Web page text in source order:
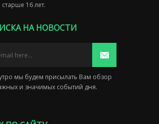
16 лет.
НА НОВОСТИ
мы будем присылать Вам обзор
и значимых событий дня.